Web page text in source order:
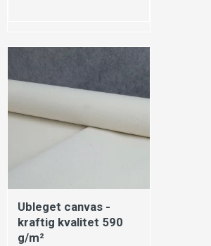
Ubleget canvas -
kraftig kvalitet 590
g/m²